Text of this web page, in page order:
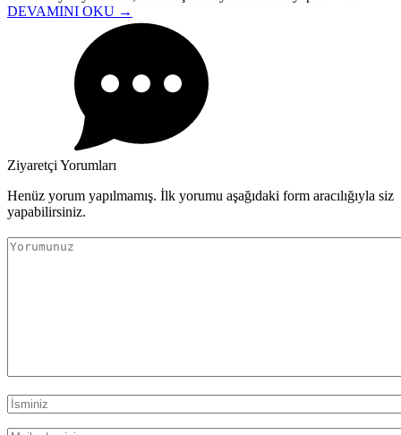
DEVAMINI OKU →
Ziyaretçi Yorumları
Henüz yorum yapılmamış. İlk yorumu aşağıdaki form aracılığıyla siz
yapabilirsiniz.